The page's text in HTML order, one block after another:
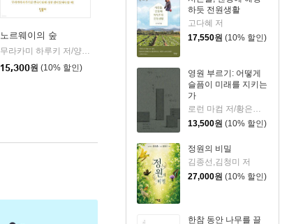
하듯 전원생활
고다혜 저
17,550원 (10% 할인)
영원 부르기: 어떻게
슬픔이 미래를 지키는
가
로런 마컴 저/황은주 역
13,500원 (10% 할인)
정원의 비밀
김종선,김청미 저
27,000원 (10% 할인)
한참 동안 나무를 끌
노르웨이의 숲
무라카미 하루키 저/양억관 역
민음사
15,300원 (10% 할인)